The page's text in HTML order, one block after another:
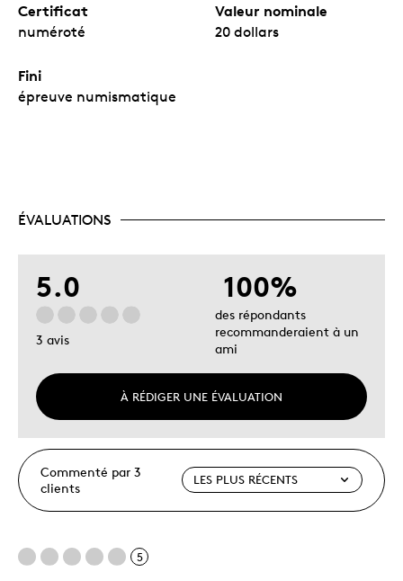
Certificat
numéroté
Valeur nominale
20 dollars
Fini
épreuve numismatique
ÉVALUATIONS
5.0
3 avis
À RÉDIGER UNE ÉVALUATION
100%
des répondants
recommanderaient à un
ami
Commenté par 3
clients
5